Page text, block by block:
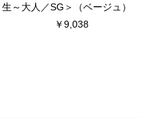
生～大人／SG＞（ベージュ）
￥9,038